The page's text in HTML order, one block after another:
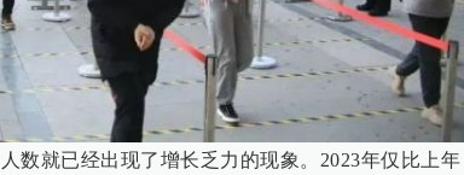
数就已经出现了增长乏力的现象。2023年仅比上年